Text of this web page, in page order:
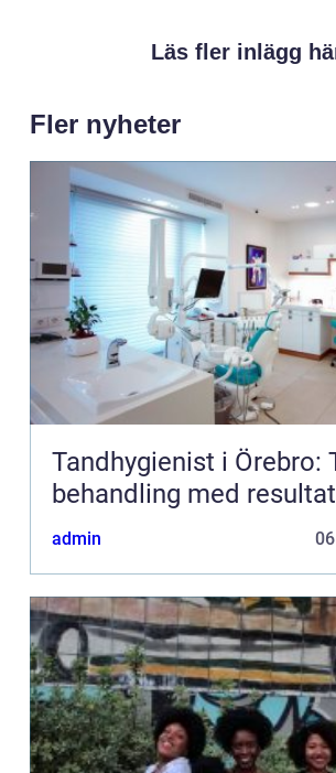
Läs fler inlägg
Fler nyheter
Tandhygienist i Örebro:
behandling med resultat
admin